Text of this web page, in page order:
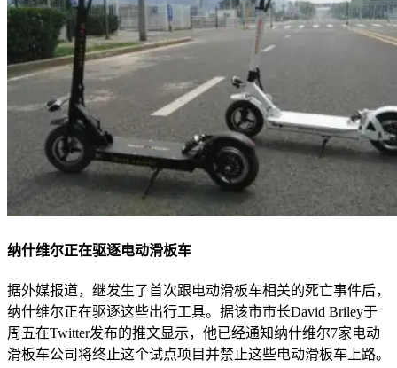
纳什维尔正在驱逐电动滑板车
据外媒报道，继发生了首次跟电动滑板车相关的死亡事件后，
纳什维尔正在驱逐这些出行工具。据该市市长David Briley于
周五在Twitter发布的推文显示，他已经通知纳什维尔7家电动
滑板车公司将终止这个试点项目并禁止这些电动滑板车上路。